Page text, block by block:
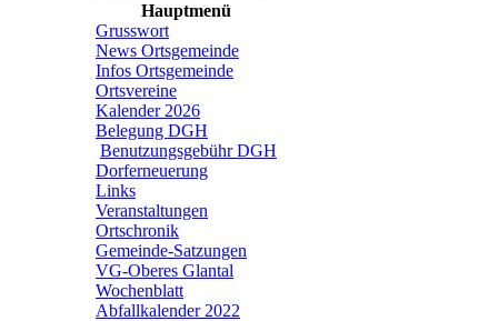
Hauptmenü
Grusswort
News Ortsgemeinde
Infos Ortsgemeinde
Ortsvereine
Kalender 2026
Belegung DGH
Benutzungsgebühr DGH
Dorferneuerung
Links
Veranstaltungen
Ortschronik
Gemeinde-Satzungen
VG-Oberes Glantal
Wochenblatt
Abfallkalender 2022